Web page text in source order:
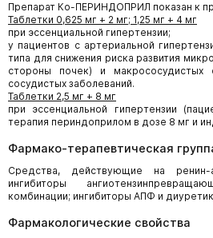
Препарат Ко-ПЕРИНДОПРИЛ показан к
Таблетки 0,625 мг + 2 мг; 1,25 мг + 4 мг
при эссенциальной гипертензии;
у пациентов с артериальной
типа для снижения риска развития
стороны почек) и макрососудистых
сосудистых заболеваний.
Таблетки 2,5 мг + 8 мг
при эссенциальной гипертензии
терапия периндоприлом в дозе 8 мг и
Фармако-терапевтическая
Средства, действующие на ренин-
ингибиторы
комбинации; ингибиторы АПФ и
Фармакологические свойства